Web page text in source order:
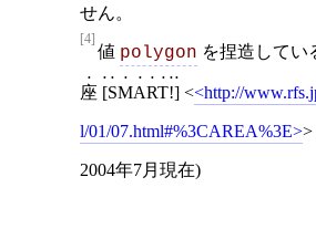
せん。
[4]
値 polygon を捏造してい
座 [SMART!] < http://
l/01/07.html#%3CAREA%3E >
2004年7月現在)